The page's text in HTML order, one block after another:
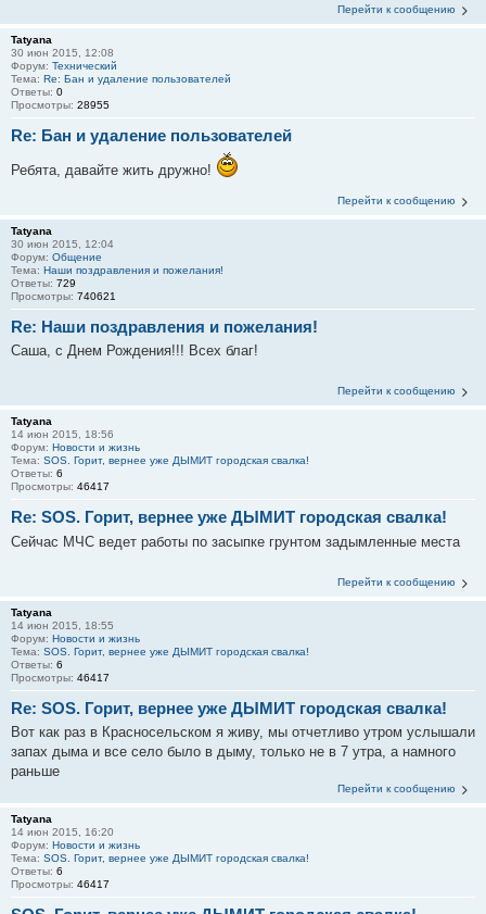
Перейти к сообщению
Tatyana
30 июн 2015, 12:08
Форум: Технический
Тема: Re: Бан и удаление пользователей
Ответы: 0
Просмотры: 28955
Re: Бан и удаление пользователей
Ребята, давайте жить дружно!
Перейти к сообщению
Tatyana
30 июн 2015, 12:04
Форум: Общение
Тема: Наши поздравления и пожелания!
Ответы: 729
Просмотры: 740621
Re: Наши поздравления и пожелания!
Саша, с Днем Рождения!!! Всех благ!
Перейти к сообщению
Tatyana
14 июн 2015, 18:56
Форум: Новости и жизнь
Тема: SOS. Горит, вернее уже ДЫМИТ городская свалка!
Ответы: 6
Просмотры: 46417
Re: SOS. Горит, вернее уже ДЫМИТ городская свалка!
Сейчас МЧС ведет работы по засыпке грунтом задымленные места
Перейти к сообщению
Tatyana
14 июн 2015, 18:55
Форум: Новости и жизнь
Тема: SOS. Горит, вернее уже ДЫМИТ городская свалка!
Ответы: 6
Просмотры: 46417
Re: SOS. Горит, вернее уже ДЫМИТ городская свалка!
Вот как раз в Красносельском я живу, мы отчетливо утром услышали
запах дыма и все село было в дыму, только не в 7 утра, а намного
раньше
Перейти к сообщению
Tatyana
14 июн 2015, 16:20
Форум: Новости и жизнь
Тема: SOS. Горит, вернее уже ДЫМИТ городская свалка!
Ответы: 6
Просмотры: 46417